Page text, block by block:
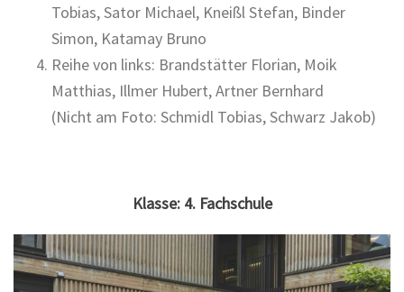
Tobias, Sator Michael, Kneißl Stefan, Binder
Simon, Katamay Bruno
Reihe von links: Brandstätter Florian, Moik
Matthias, Illmer Hubert, Artner Bernhard
(Nicht am Foto: Schmidl Tobias, Schwarz Jakob)
Klasse: 4. Fachschule